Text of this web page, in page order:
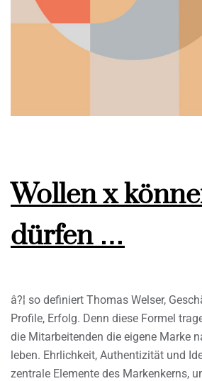
Wollen x
dürfen …
â?¦ so definiert Thomas Welser,
Profile, Erfolg. Denn diese Formel
die Mitarbeitenden die eigene Marke
leben. Ehrlichkeit, Authentizität und
zentrale Elemente des Markenkerns,